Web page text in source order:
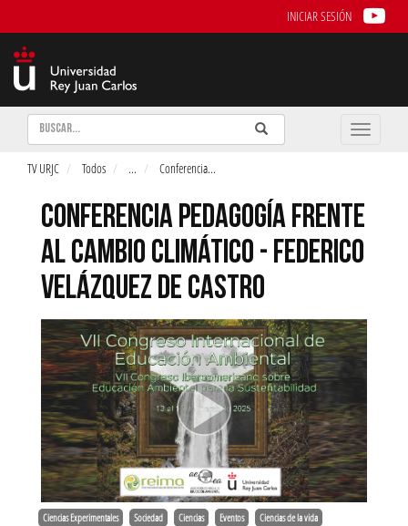
INICIAR SESIÓN
Buscar Enviar
Buscar
Toggle
TV URJC Todos ... Conferencia...
CONFERENCIA PEDAGOGÍA FRENTE
AL CAMBIO CLIMÁTICO - FEDERICO
VELÁZQUEZ DE CASTRO
Ciencias Experimentales Sociedad Ciencias Eventos Ciencias de la vida